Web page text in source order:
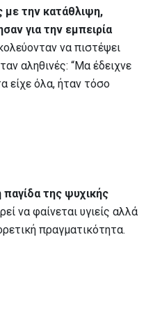
με την κατάθλιψη,
για την εμπειρία
να πιστέψει
αληθινές: “Μα έδειχνε
είχε όλα, ήταν τόσο
παγίδα της ψυχικής
να φαίνεται υγιείς αλλά
πραγματικότητα.